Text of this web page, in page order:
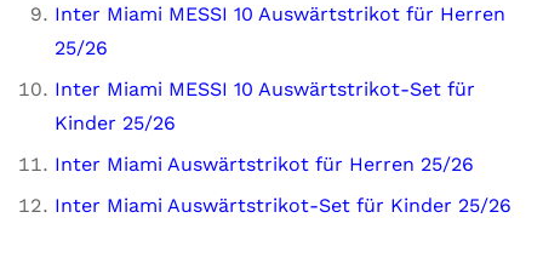
Inter Miami MESSI 10 Auswärtstrikot für Herren
25/26
Inter Miami MESSI 10 Auswärtstrikot-Set für
Kinder 25/26
Inter Miami Auswärtstrikot für Herren 25/26
Inter Miami Auswärtstrikot-Set für Kinder 25/26